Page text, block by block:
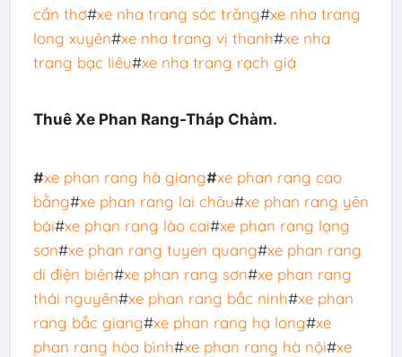
cần thơ#xe nha trang sóc trăng#xe nha trang
long xuyên#xe nha trang vị thanh#xe nha
trang bạc liêu#xe nha trang rạch giá
Thuê Xe Phan Rang-Tháp Chàm.
#xe phan rang hà giang#xe phan rang cao
bằng#xe phan rang lai châu#xe phan rang yên
bái#xe phan rang lào cai#xe phan rang lạng
sơn#xe phan rang tuyen quang#xe phan rang
di điện biên#xe phan rang sơn#xe phan rang
thái nguyên#xe phan rang bắc ninh#xe phan
rang bắc giang#xe phan rang hạ long#xe
phan rang hòa bình#xe phan rang hà nội#xe